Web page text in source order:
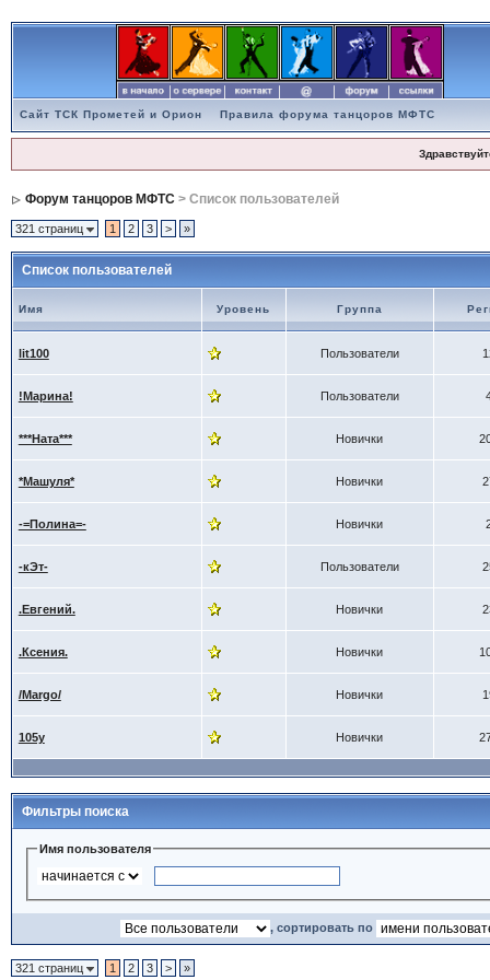
Сайт ТСК Прометей и Орион Правила форума танцоров МФТС
Форум танцоров МФТС> Список пользователей
321 страниц 1 2 3 > »
Список пользователей
Имя Уровень Группа
lit100 Пользователи
!Марина! Пользователи
***Ната*** Новички
*Машуля* Новички
-=Полина=- Новички
-кЭт- Пользователи
.Евгений. Новички
.Ксения. Новички
/Margo/ Новички
105y Новички
Фильтры поиска
Имя пользователя
, сортировать по
321 страниц 1 2 3 > »